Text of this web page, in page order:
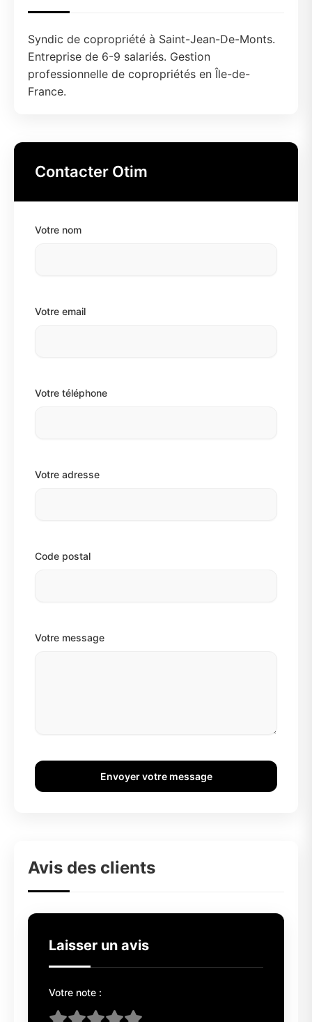
Syndic de copropriété à Saint-Jean-De-Monts.
Entreprise de 6-9 salariés. Gestion
professionnelle de copropriétés en Île-de-
France.
Contacter Otim
Votre nom
Votre email
Votre téléphone
Votre adresse
Code postal
Votre message
Envoyer votre message
Avis des clients
Laisser un avis
Votre note :